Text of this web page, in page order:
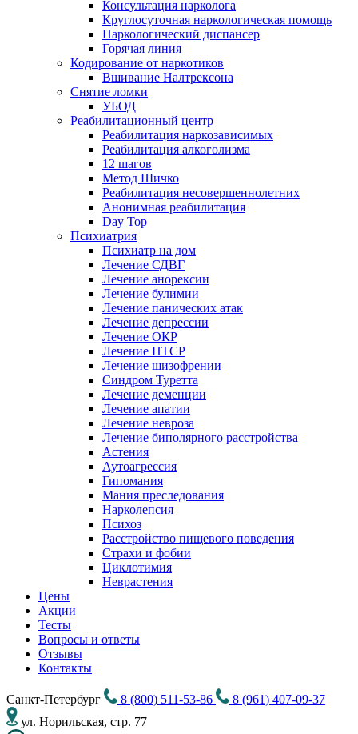
Консультация нарколога
Круглосуточная наркологическая помощь
Наркологический диспансер
Горячая линия
Кодирование от наркотиков
Вшивание Налтрексона
Снятие ломки
УБОД
Реабилитационный центр
Реабилитация наркозависимых
Реабилитация алкоголизма
12 шагов
Метод Шичко
Реабилитация несовершеннолетних
Анонимная реабилитация
Day Top
Психиатрия
Психиатр на дом
Лечение СДВГ
Лечение анорексии
Лечение булимии
Лечение панических атак
Лечение депрессии
Лечение ОКР
Лечение ПТСР
Лечение шизофрении
Синдром Туретта
Лечение деменции
Лечение апатии
Лечение невроза
Лечение биполярного расстройства
Астения
Аутоагрессия
Гипомания
Мания преследования
Нарколепсия
Психоз
Расстройство пищевого поведения
Cтрахи и фобии
Циклотимия
Неврастения
Цены
Акции
Тесты
Вопросы и ответы
Отзывы
Контакты
Санкт-Петербург 8 (800) 511-53-86
8 (961) 407-09-37
ул. Норильская, стр. 77